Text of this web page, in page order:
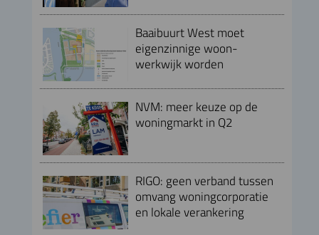
Baaibuurt West moet
eigenzinnige woon-
werkwijk worden
NVM: meer keuze op de
woningmarkt in Q2
RIGO: geen verband tussen
omvang woningcorporatie
en lokale verankering